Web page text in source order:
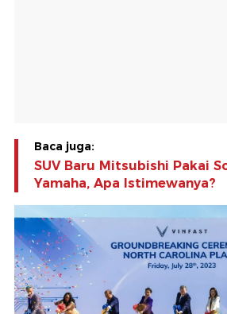
Baca juga:
SUV Baru Mitsubishi Pakai
Yamaha, Apa Istimewanya?